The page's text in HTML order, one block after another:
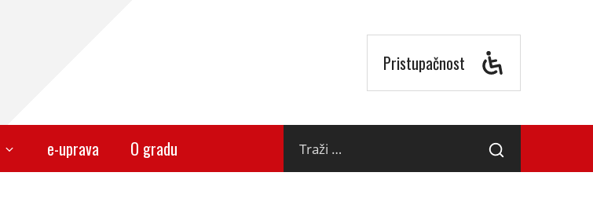
Pristupačnost
e-uprava O gradu Traži